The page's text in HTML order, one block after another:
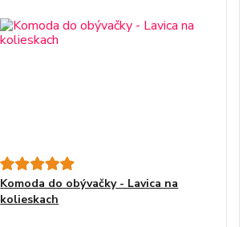
Komoda do obývačky - Lavica na
kolieskach